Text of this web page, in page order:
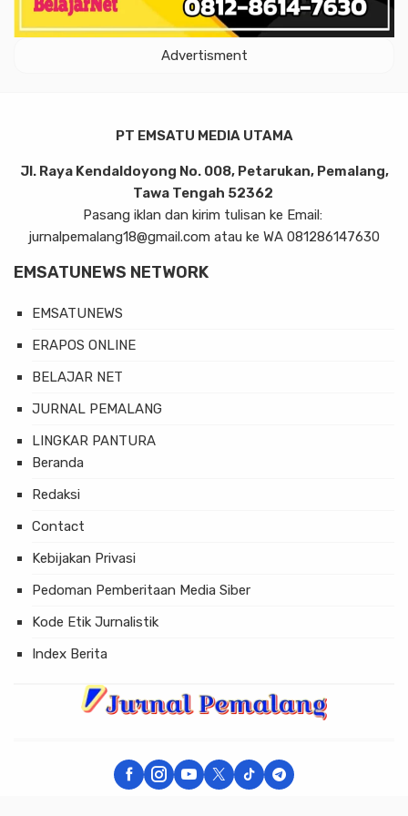
Advertisment
PT EMSATU MEDIA UTAMA
Jl. Raya Kendaldoyong No. 008, Petarukan, Pemalang,
Tawa Tengah 52362
Pasang iklan dan kirim tulisan ke Email:
jurnalpemalang18@gmail.com atau ke WA 081286147630
EMSATUNEWS NETWORK
EMSATUNEWS
ERAPOS ONLINE
BELAJAR NET
JURNAL PEMALANG
LINGKAR PANTURA
Beranda
Redaksi
Contact
Kebijakan Privasi
Pedoman Pemberitaan Media Siber
Kode Etik Jurnalistik
Index Berita